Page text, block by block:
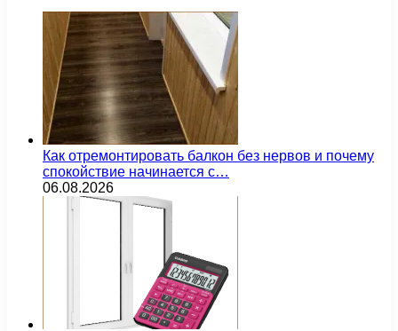
Как отремонтировать балкон без нервов и почему
спокойствие начинается с…
06.08.2026